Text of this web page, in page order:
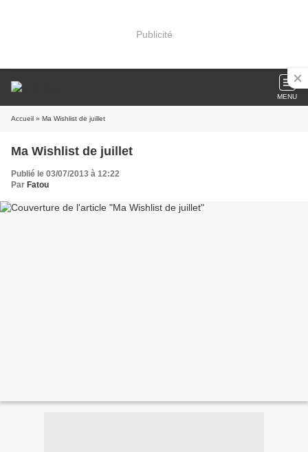
Publicité
MENU
Accueil » Ma Wishlist de juillet
Ma Wishlist de juillet
Publié le 03/07/2013 à 12:22
Par Fatou